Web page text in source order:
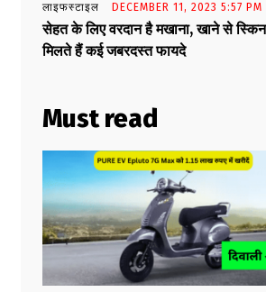
लाइफस्टाइल DECEMBER 11, 2023 5:57 PM
सेहत के लिए वरदान है मखाना, खाने से
मिलते हैं कई जबरदस्त फायदे
Must read